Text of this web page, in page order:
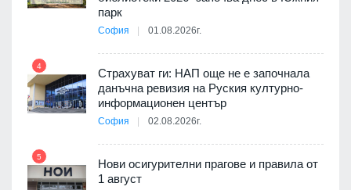
парк
София 01.08.2026г.
4
Страхуват ги: НАП още не е започнала
данъчна ревизия на Руския културно-
информационен център
София 02.08.2026г.
5
Нови осигурителни прагове и правила от
1 август